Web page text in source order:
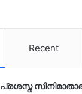
Recent
പ്രശസ്ത